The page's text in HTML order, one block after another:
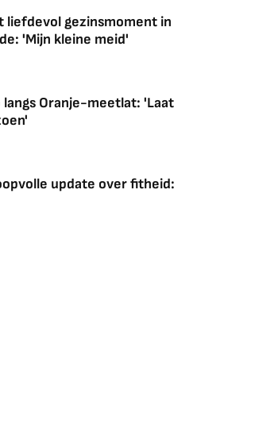
liefdevol gezinsmoment in
'Mijn kleine meid'
Oranje-meetlat: 'Laat
update over fitheid: